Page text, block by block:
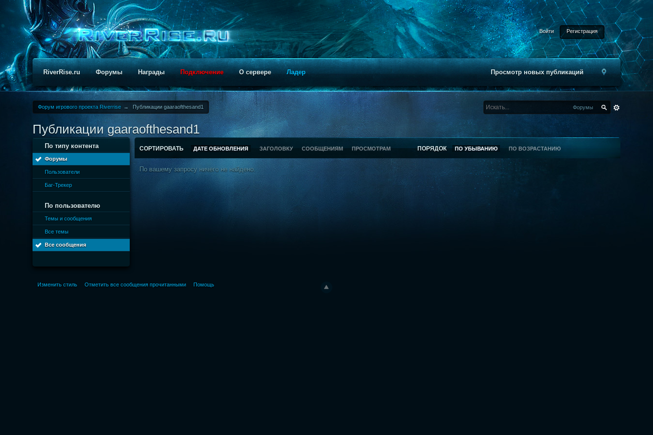
Войти Регистрация
Просмотр новых публикаций
RiverRise.ru Форумы Награды Подключение О сервере Ладер
Форум игрового проекта Riverrise → Публикации gaaraofthesand1 Форумы
Публикации gaaraofthesand1
По типу контента
Форумы
Пользователи
Баг-Трекер
По пользователю
Темы и сообщения
Все темы
Все сообщения
СОРТИРОВАТЬ ДАТЕ ОБНОВЛЕНИЯ ЗАГОЛОВКУ СООБЩЕНИЯМ ПРОСМОТРАМ ПОРЯДОК ПО УБЫВАНИЮ ПО ВОЗРАСТАНИЮ
По вашему запросу ничего не найдено.
Изменить стиль Отметить все сообщения прочитанными Помощь